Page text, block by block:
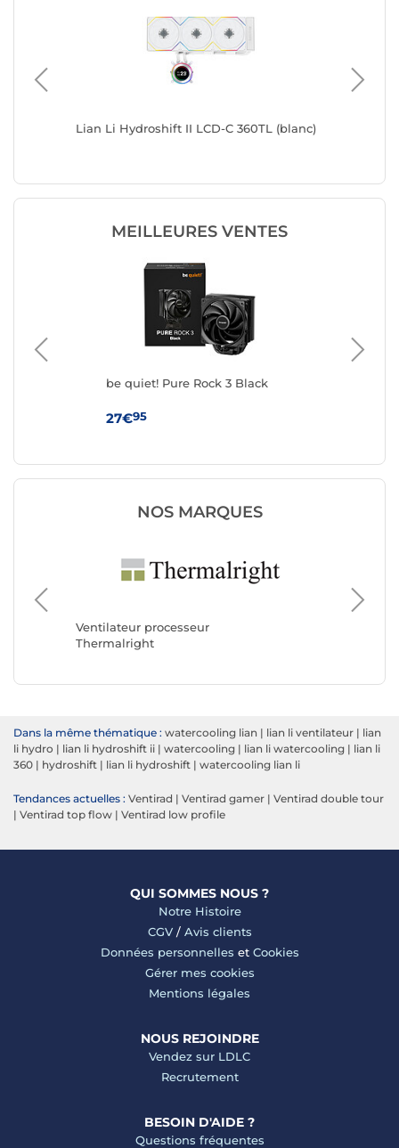
Lian Li Hydroshift II LCD-C 360TL (blanc)
MEILLEURES VENTES
be quiet! Pure Rock 3 Black
27€95
NOS MARQUES
Ventilateur processeur
Thermalright
Noctua
Dans la même thématique : watercooling lian | lian li ventilateur | lian
li hydro | lian li hydroshift ii | watercooling | lian li watercooling | lian li
360 | hydroshift | lian li hydroshift | watercooling lian li
Tendances actuelles : Ventirad | Ventirad gamer | Ventirad double tour
| Ventirad top flow | Ventirad low profile
QUI SOMMES NOUS ?
Notre Histoire
CGV/ Avis clients
Données personnelles et Cookies
Gérer mes cookies
Mentions légales
NOUS REJOINDRE
Vendez sur LDLC
Recrutement
BESOIN D'AIDE ?
Questions fréquentes